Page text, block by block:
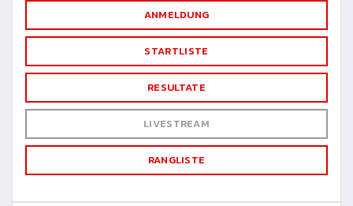
ANMELDUNG
STARTLISTE
RESULTATE
LIVESTREAM
RANGLISTE